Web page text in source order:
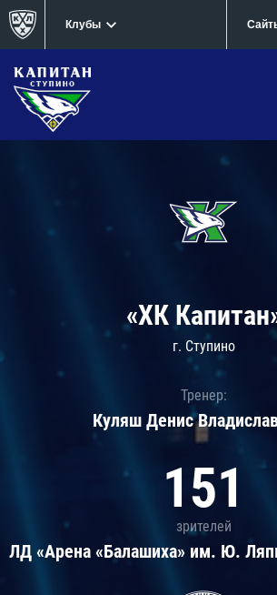
Клубы
«ХК
г. Ступино
Тренер:
Куляш Денис
151
зрителей
ЛД «Арена «Балашиха» им. Ю.